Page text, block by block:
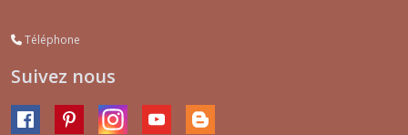
Téléphone
Suivez nous